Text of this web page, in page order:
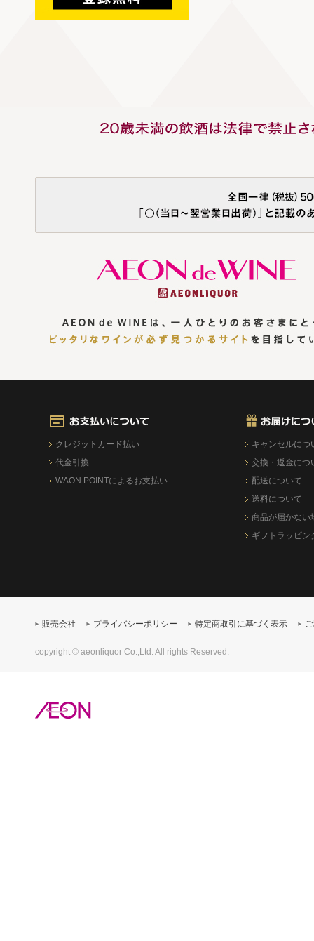
クレジットカード払い
代金引換
WAON POINTによるお支払い
キャンセルにつ
交換・返金につ
配送について
送料について
商品が届かない
ギフトラッピン
販売会社 プライバシーポリシー 特定商取引に基づく表示
copyright © aeonliquor Co.,Ltd. All rights Reserved.